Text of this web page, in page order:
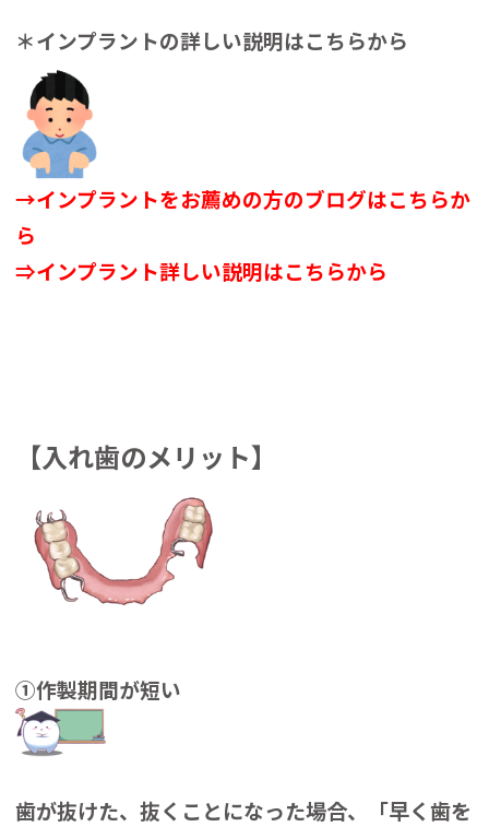
＊インプラントの詳しい説明はこちらから
→インプラントをお薦めの方のブログはこちらか
ら
⇒インプラント詳しい説明はこちらから
【入れ歯のメリット】
①作製期間が短い
歯が抜けた、抜くことになった場合、「早く歯を